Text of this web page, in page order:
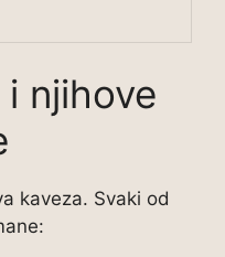
njihove
kaveza. Svaki od